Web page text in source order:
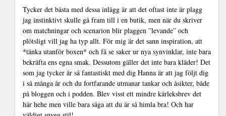
Tycker det bästa med dessa inlägg är att det oftast inte är plagg
jag instinktivt skulle gå fram till i en butik, men när du skriver
om matchningar och scenarion blir plaggen ”levande” och
plötsligt vill jag ha typ allt. För mig är det sann inspiration, att
*tänka utanför boxen* och få se saker ur nya synvinklar, inte bara
bekräfta ens egna smak. Dessutom gäller det inte bara kläder! Det
som jag tycker är så fantastiskt med dig Hanna är att jag följt dig
i så många år och du fortfarande utmanar tankar och åsikter, både
på bloggen och i podden. Blev visst ett mindre kärleksbrev det
här hehe men ville bara säga att du är så himla bra! Och har